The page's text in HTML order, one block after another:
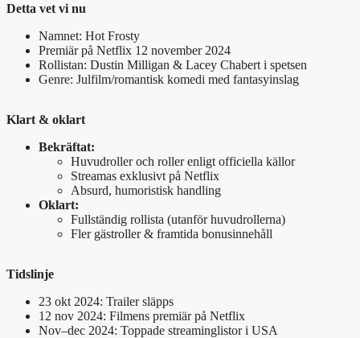
Detta vet vi nu
Namnet: Hot Frosty
Premiär på Netflix 12 november 2024
Rollistan: Dustin Milligan & Lacey Chabert i spetsen
Genre: Julfilm/romantisk komedi med fantasyinslag
Klart & oklart
Bekräftat:
Huvudroller och roller enligt officiella källor
Streamas exklusivt på Netflix
Absurd, humoristisk handling
Oklart:
Fullständig rollista (utanför huvudrollerna)
Fler gästroller & framtida bonusinnehåll
Tidslinje
23 okt 2024: Trailer släpps
12 nov 2024: Filmens premiär på Netflix
Nov–dec 2024: Toppade streaminglistor i USA